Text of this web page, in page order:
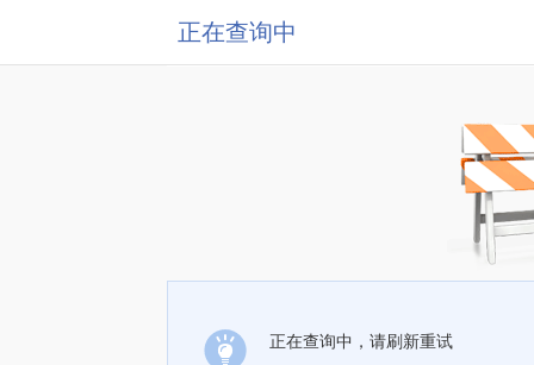
正在查询中
正在查询中，请刷新重试